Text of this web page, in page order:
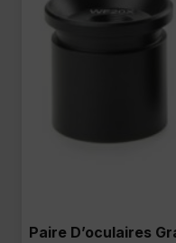
Paire D’oculaires